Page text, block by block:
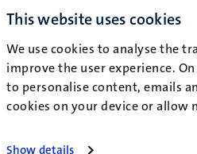
This website uses cookies
We use cookies to analyse the
improve the user experience.
to personalise content, emails
cookies on your device or allow
Show details
UM postal address
6200 MD
Maastricht